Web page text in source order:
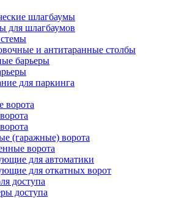
шлагбаумы
для шлагбаумов
и антитаранные столбы
барьеры
для паркинга
ворота
(гаражные) ворота
ворота
для автоматики
для откатных ворот
доступа
доступа